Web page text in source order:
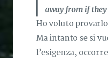
away from if they
Ho voluto
Ma intanto se si
l’esigenza,